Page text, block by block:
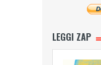
LEGGI ZAP